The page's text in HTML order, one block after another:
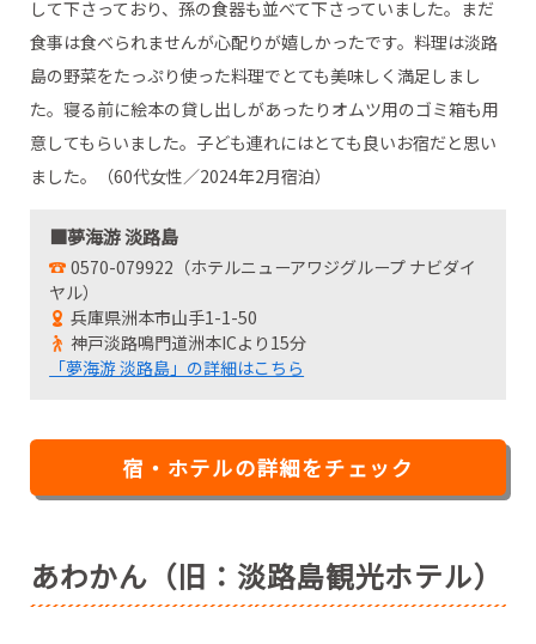
して下さっており、孫の食器も並べて下さっていました。まだ
食事は食べられませんが心配りが嬉しかったです。料理は淡路
島の野菜をたっぷり使った料理でとても美味しく満足しまし
た。寝る前に絵本の貸し出しがあったりオムツ用のゴミ箱も用
意してもらいました。子ども連れにはとても良いお宿だと思い
ました。（60代女性／2024年2月宿泊）
■夢海游 淡路島
0570-079922（ホテルニューアワジグループ ナビダイ
ヤル）
兵庫県洲本市山手1-1-50
神戸淡路鳴門道洲本ICより15分
「夢海游 淡路島」の詳細はこちら
宿・ホテルの詳細をチェック
あわかん（旧：淡路島観光ホテル）